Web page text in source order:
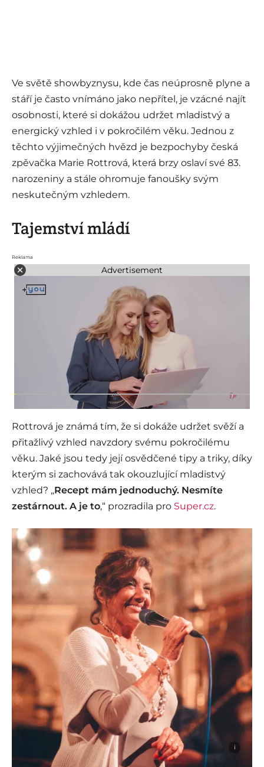
Ve světě showbyznysu, kde čas neúprosně plyne a
stáří je často vnímáno jako nepřítel, je vzácné najít
osobnosti, které si dokážou udržet mladistvý a
energický vzhled i v pokročilém věku. Jednou z
těchto výjimečných hvězd je bezpochyby česká
zpěvačka Marie Rottrová, která brzy oslaví své 83.
narozeniny a stále ohromuje fanoušky svým
neskutečným vzhledem.
Tajemství mládí
Reklama
Advertisement
Rottrová je známá tím, že si dokáže udržet svěží a
přitažlivý vzhled navzdory svému pokročilému
věku. Jaké jsou tedy její osvědčené tipy a triky, díky
kterým si zachovává tak okouzlující mladistvý
vzhled? „Recept mám jednoduchý. Nesmíte
zestárnout. A je to,“ prozradila pro Super.cz.
i